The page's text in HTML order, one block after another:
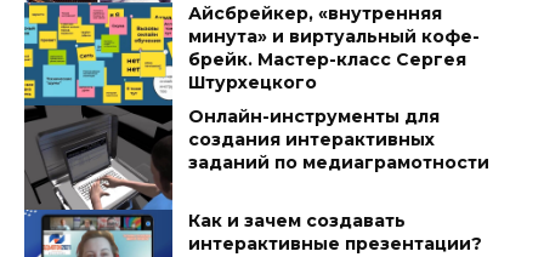
Айсбрейкер, «внутренняя
минута» и виртуальный кофе-
брейк. Мастер-класс Сергея
Штурхецкого
Онлайн-инструменты для
создания интерактивных
заданий по медиаграмотности
Как и зачем создавать
интерактивные презентации?